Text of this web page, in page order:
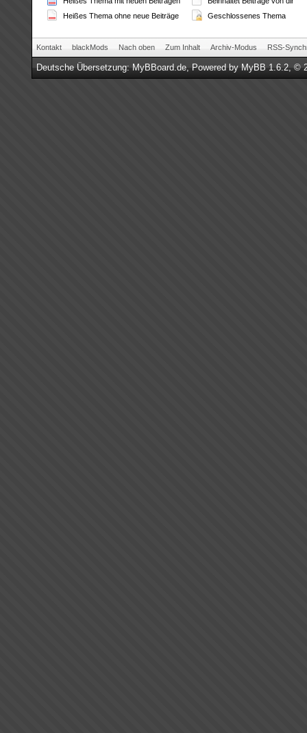
Heißes Thema ohne neue Beiträge
Geschlossenes Thema
Kontakt blackMods Nach oben Zum Inhalt Archiv-Modus RSS-
Deutsche Übersetzung:MyBBoard.de, Powered byMyBB 1.6.2, ©